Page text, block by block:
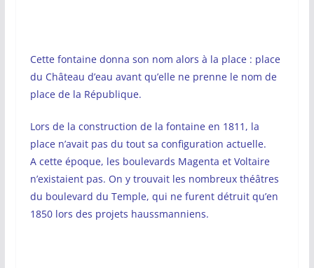
Cette fontaine donna son nom alors à la place : place
du Château d’eau avant qu’elle ne prenne le nom de
place de la République.
Lors de la construction de la fontaine en 1811, la
place n’avait pas du tout sa configuration actuelle.
A cette époque, les boulevards Magenta et Voltaire
n’existaient pas. On y trouvait les nombreux théâtres
du boulevard du Temple, qui ne furent détruit qu’en
1850 lors des projets haussmanniens.